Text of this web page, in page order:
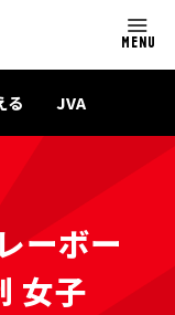
MENU
る JVA
ーボー
女子